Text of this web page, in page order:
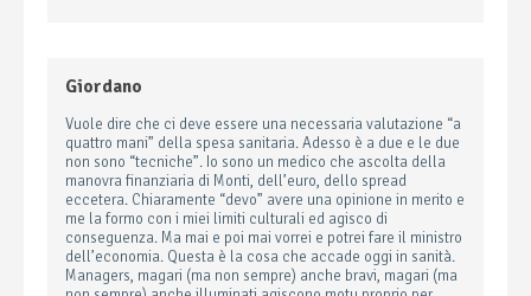
Giordano
Vuole dire che ci deve essere una necessaria valutazione “a
quattro mani” della spesa sanitaria. Adesso è a due e le due
non sono “tecniche”. Io sono un medico che ascolta della
manovra finanziaria di Monti, dell’euro, dello spread
eccetera. Chiaramente “devo” avere una opinione in merito e
me la formo con i miei limiti culturali ed agisco di
conseguenza. Ma mai e poi mai vorrei e potrei fare il ministro
dell’economia. Questa è la cosa che accade oggi in sanità.
Managers, magari (ma non sempre) anche bravi, magari (ma